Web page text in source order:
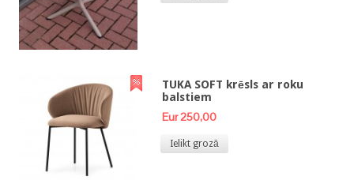
TUKA SOFT krēsls ar roku
balstiem
Eur 250,00
Ielikt grozā